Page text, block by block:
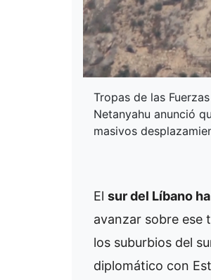
Tropas de las
Netanyahu anunció
masivos
El sur del Líbano
avanzar sobre ese
los suburbios del
diplomático con